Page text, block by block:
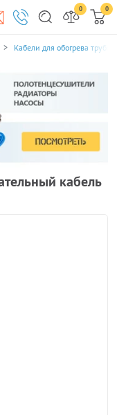
0 0
Кабели для обогрева
кабель